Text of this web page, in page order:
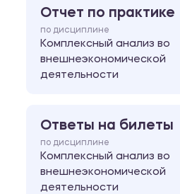
Отчет по практике
по дисциплине
Комплексный анализ во
внешнеэкономической
деятельности
Ответы на билеты
по дисциплине
Комплексный анализ во
внешнеэкономической
деятельности